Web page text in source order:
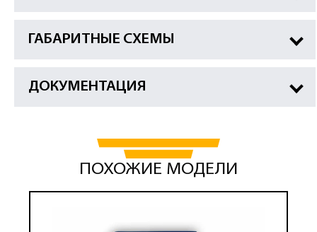
ГАБАРИТНЫЕ СХЕМЫ
ДОКУМЕНТАЦИЯ
ПОХОЖИЕ МОДЕЛИ